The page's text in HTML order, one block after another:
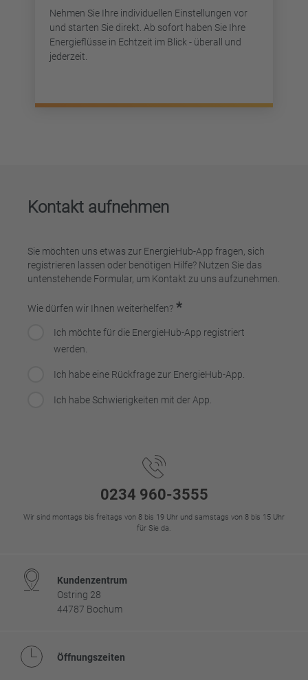
Nehmen Sie Ihre individuellen Einstellungen vor
und starten Sie direkt. Ab sofort haben Sie Ihre
Energieflüsse in Echtzeit im Blick - überall und
jederzeit.
Kontakt aufnehmen
Sie möchten uns etwas zur EnergieHub-App fragen, sich
registrieren lassen oder benötigen Hilfe? Nutzen Sie das
untenstehende Formular, um Kontakt zu uns aufzunehmen.
Wie dürfen wir Ihnen weiterhelfen? *
Ich möchte für die EnergieHub-App registriert
werden.
Ich habe eine Rückfrage zur EnergieHub-App.
Ich habe Schwierigkeiten mit der App.
0234 960-3555
Wir sind montags bis freitags von 8 bis 19 Uhr und samstags von 8 bis 15 Uhr
für Sie da.
Kundenzentrum
Ostring 28
44787 Bochum
Öffnungszeiten